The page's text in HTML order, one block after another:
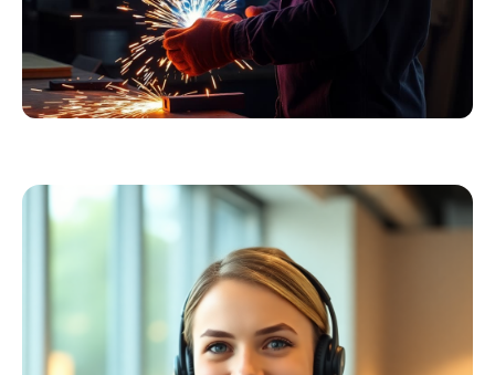
Schweißer
Profiausrüstung
Kollektion ansehen